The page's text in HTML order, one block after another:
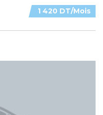
1 420 DT/Mois